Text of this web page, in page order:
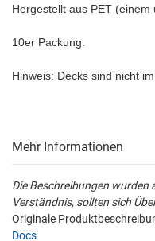
Hergestellt aus PET (einem
10er Packung.
Hinweis: Decks sind nicht
Mehr Informationen
Die Beschreibungen
Verständnis, sollten sich
Originale
Docs